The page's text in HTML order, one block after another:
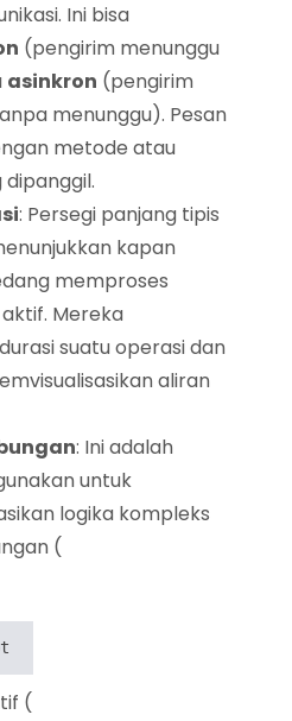
Ini bisa
(pengirim menunggu
asinkron (pengirim
menunggu). Pesan
metode atau
: Persegi panjang tipis
kapan
memproses
Mereka
suatu operasi dan
aliran
: Ini adalah
untuk
logika kompleks
(
(